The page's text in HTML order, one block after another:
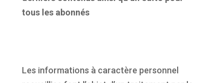
tous les abonnés
Les informations à caractère personnel